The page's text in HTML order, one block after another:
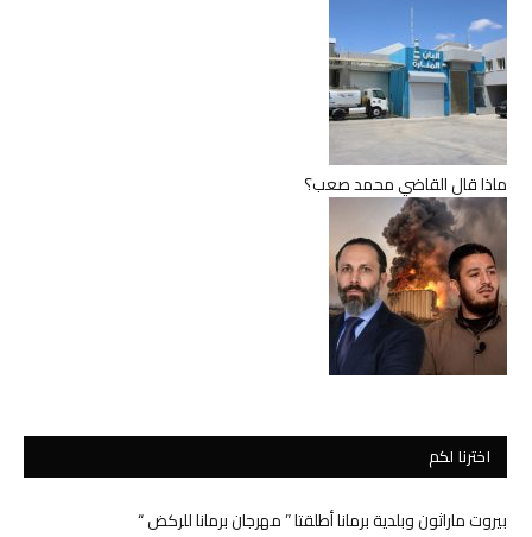
ماذا قال القاضي محمد صعب؟
اخترنا لكم
بيروت ماراثون وبلدية برمانا أطلقتا ” مهرجان برمانا للركض “